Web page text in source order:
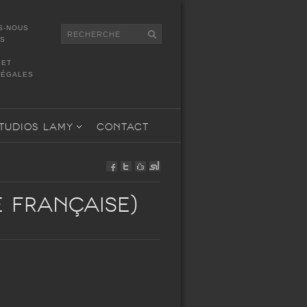
NOUS
LAMY CONTACT
Française)